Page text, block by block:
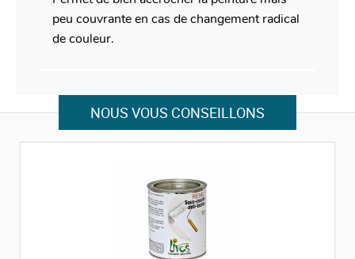
peu couvrante en cas de changement radical
de couleur.
NOUS VOUS CONSEILLONS